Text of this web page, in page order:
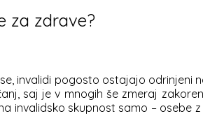
za zdrave?
invalidi pogosto ostajajo odrinjeni
saj je v mnogih še zmeraj
invalidsko skupnost samo –